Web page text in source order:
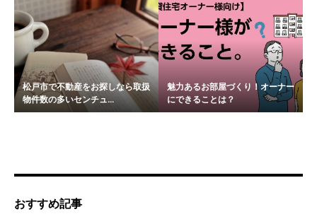
松戸市で不動産をお探しなら取扱
物件数の多いセンチュ...
魅力あるお部屋づくり！オーナー
にできることは？
おすすめ記事